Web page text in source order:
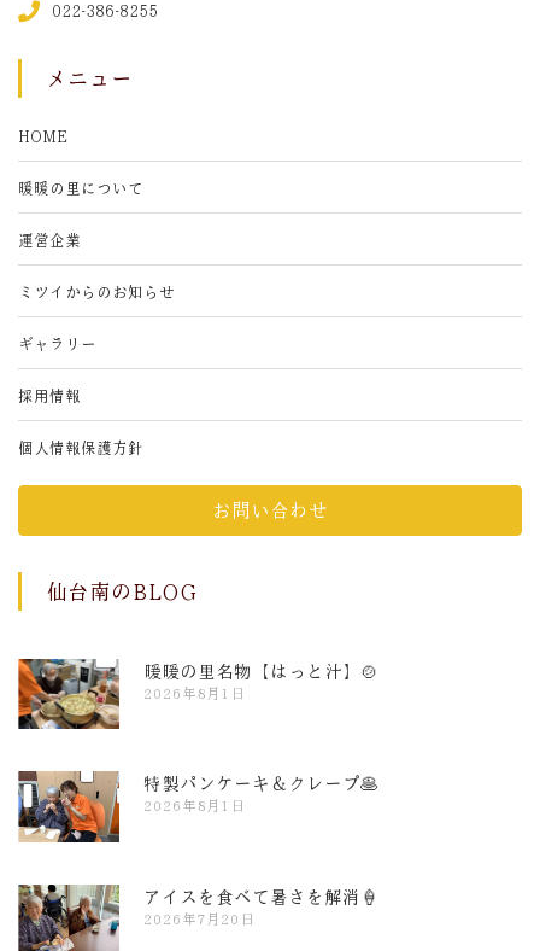
022-386-8255
メニュー
HOME
暖暖の里について
運営企業
ミツイからのお知らせ
ギャラリー
採用情報
個人情報保護方針
お問い合わせ
仙台南のBLOG
暖暖の里名物【はっと汁】🍲
2026年8月1日
特製パンケーキ＆クレープ🥞
2026年8月1日
アイスを食べて暑さを解消🍦
2026年7月20日